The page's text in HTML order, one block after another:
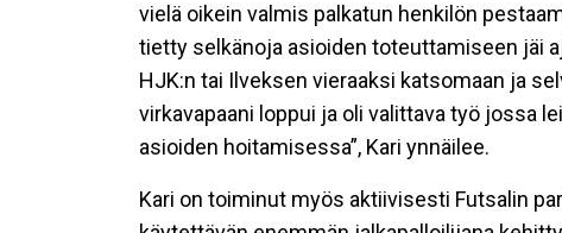
vielä oikein valmis palkatun henkilön
tietty selkänoja asioiden toteuttamiseen jäi
HJK:n tai Ilveksen vieraaksi katsomaan ja
virkavapaani loppui ja oli valittava työ jossa
asioiden hoitamisessa”, Kari ynnäilee.
Kari on toiminut myös aktiivisesti Futsalin